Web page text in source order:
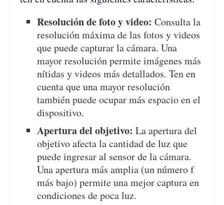
Resolución de foto y video: Consulta la
resolución máxima de las fotos y videos
que puede capturar la cámara. Una
mayor resolución permite imágenes más
nítidas y videos más detallados. Ten en
cuenta que una mayor resolución
también puede ocupar más espacio en el
dispositivo.
Apertura del objetivo: La apertura del
objetivo afecta la cantidad de luz que
puede ingresar al sensor de la cámara.
Una apertura más amplia (un número f
más bajo) permite una mejor captura en
condiciones de poca luz.